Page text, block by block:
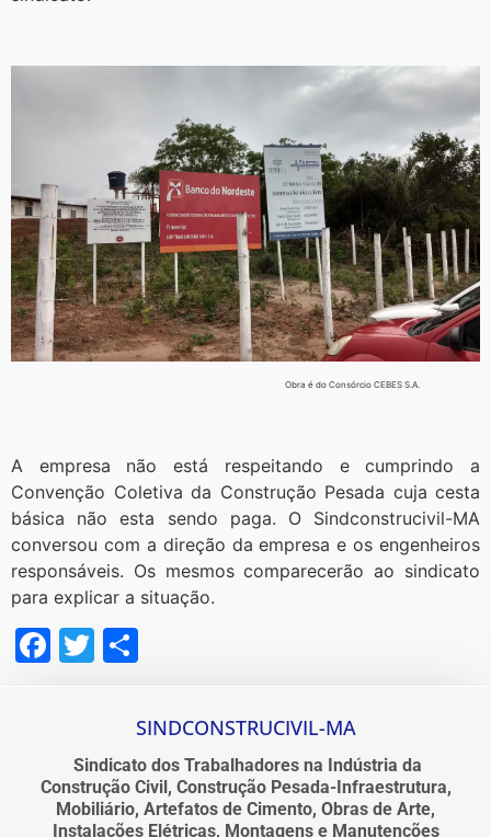
Obra é do Consórcio CEBES S.A.
A empresa não está respeitando e cumprindo a
Convenção Coletiva da Construção Pesada cuja cesta
básica não esta sendo paga. O Sindconstrucivil-MA
conversou com a direção da empresa e os engenheiros
responsáveis. Os mesmos comparecerão ao sindicato
para explicar a situação.
Facebook
Twitter
SINDCONSTRUCIVIL-MA
Sindicato dos Trabalhadores na Indústria da
Construção Civil, Construção Pesada-Infraestrutura,
Mobiliário, Artefatos de Cimento, Obras de Arte,
Instalações Elétricas, Montagens e Manutenções